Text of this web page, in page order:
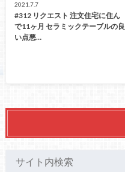
2021.7.7
#312 リクエスト 注文住宅に住ん
で11ヶ月 セラミックテーブルの良
い点悪…